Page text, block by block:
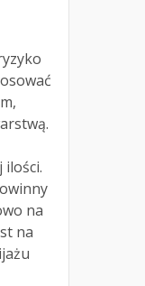
ilości.
na
na